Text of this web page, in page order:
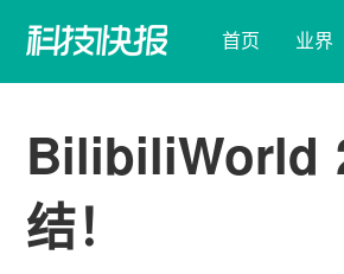
首页 业界
​BilibiliWorld
结！